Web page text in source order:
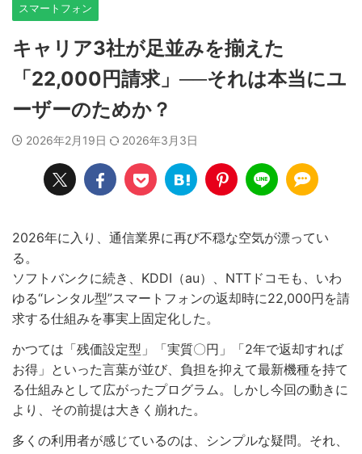
スマートフォン
キャリア3社が足並みを揃えた
「22,000円請求」──それは本当にユ
ーザーのためか？
2026年2月19日 2026年3月3日
2026年に入り、通信業界に再び不穏な空気が漂ってい
る。
ソフトバンクに続き、KDDI（au）、NTTドコモも、いわ
ゆる“レンタル型”スマートフォンの返却時に22,000円を請
求する仕組みを事実上固定化した。
かつては「残価設定型」「実質〇円」「2年で返却すれば
お得」といった言葉が並び、負担を抑えて最新機種を持て
る仕組みとして広がったプログラム。しかし今回の動きに
より、その前提は大きく崩れた。
多くの利用者が感じているのは、シンプルな疑問。それ、